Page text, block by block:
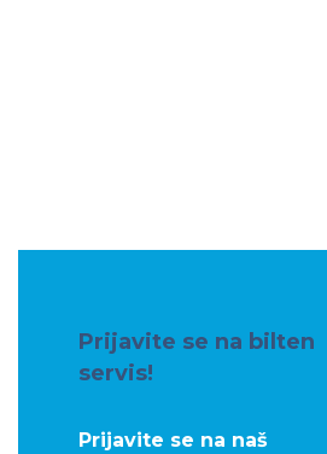
Prijavite se na bilten
servis!
Prijavite se na naš